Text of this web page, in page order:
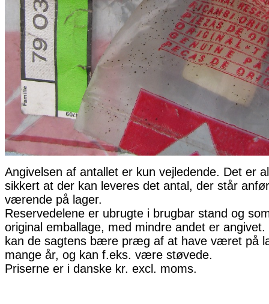
Angivelsen af antallet er kun vejledende. Det er
sikkert at der kan leveres det antal, der står
værende på lager.
Reservedelene er ubrugte i brugbar stand og
original emballage, med mindre andet er angivet.
kan de sagtens bære præg af at have været på
mange år, og kan f.eks. være støvede.
Priserne er i danske kr. excl. moms.